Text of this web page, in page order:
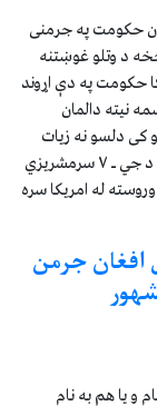
حکومت په جرمنی
د وتلو غوښتنه
حکومت په دې اړوند
نیته دالمان
کی دلسو نه زیات
جاسوسان ځاې پرځاې شوي دي . ميرکل په ايټاليا کې د جي ـ ۷ سرمشریزي
له امريکا سره
افغان جرمن‌
یا هم به نام